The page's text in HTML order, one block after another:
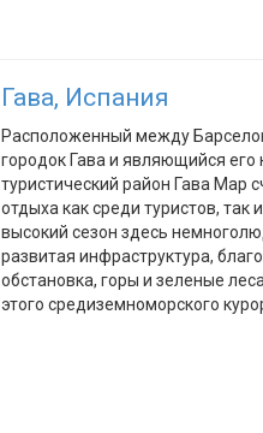
Гава, Испания
Расположенный между
городок Гава и являющийся
туристический район Гава Мар
отдыха как среди туристов,
высокий сезон здесь
развитая инфраструктура,
обстановка, горы и зеленые
этого средиземноморского